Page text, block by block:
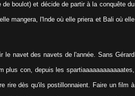
boulot) et décide de partir à la conquête du
mangera, l'Inde où elle priera et Bali où elle
le navet des navets de l'année. Sans Gérard
plus con, depuis les spartiaaaaaaaaaaaates,
rire dès qu'ils postillonnaient. Faire un film à